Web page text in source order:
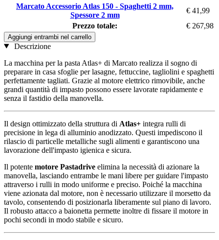
Marcato Accessorio Atlas 150 - Spaghetti 2 mm,
Spessore 2 mm
€ 41,99
Prezzo totale:
€ 267,98
Aggiungi entrambi nel carrello
Descrizione
La macchina per la pasta Atlas+ di Marcato realizza il sogno di
preparare in casa sfoglie per lasagne, fettuccine, tagliolini e spaghetti
perfettamente tagliati. Grazie al motore elettrico rimovibile, anche
grandi quantità di impasto possono essere lavorate rapidamente e
senza il fastidio della manovella.
Il design ottimizzato della struttura di Atlas+ integra rulli di
precisione in lega di alluminio anodizzato. Questi impediscono il
rilascio di particelle metalliche sugli alimenti e garantiscono una
lavorazione dell'impasto igienica e sicura.
Il potente motore Pastadrive elimina la necessità di azionare la
manovella, lasciando entrambe le mani libere per guidare l'impasto
attraverso i rulli in modo uniforme e preciso. Poiché la macchina
viene azionata dal motore, non è necessario utilizzare il morsetto da
tavolo, consentendo di posizionarla liberamente sul piano di lavoro.
Il robusto attacco a baionetta permette inoltre di fissare il motore in
pochi secondi in modo stabile e sicuro.